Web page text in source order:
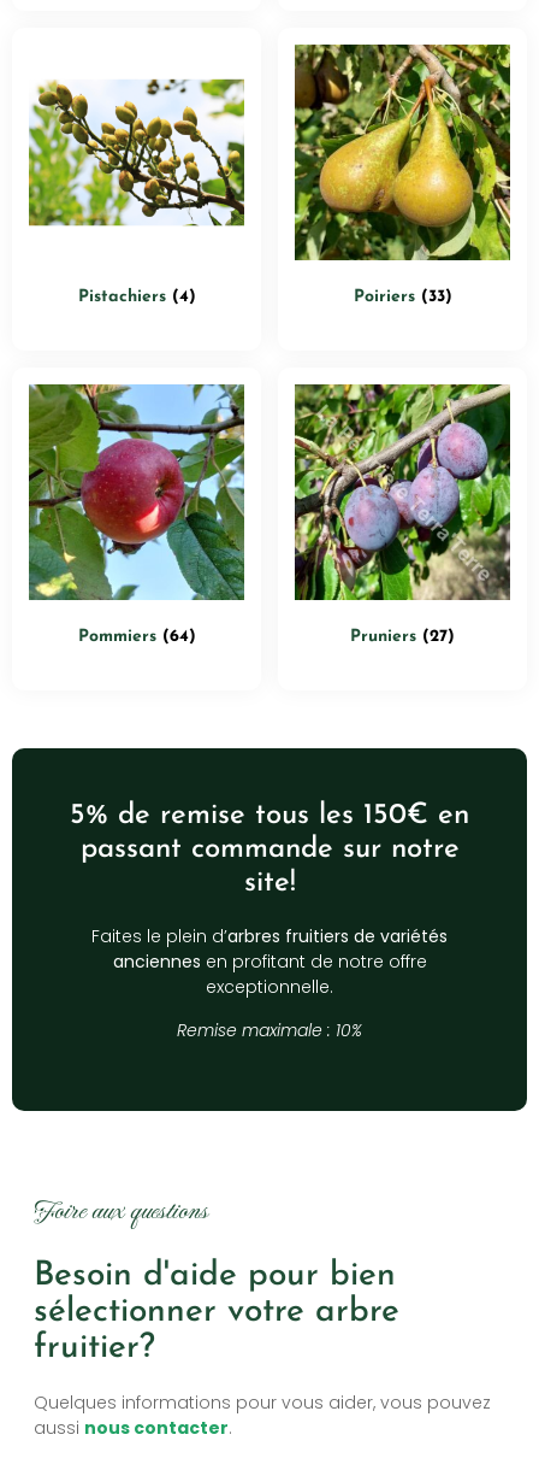
Pistachiers (4) Poiriers (33)
Pommiers (64) Pruniers (27)
5% de remise tous les 150€ en
passant commande sur notre
site!
Faites le plein d’arbres fruitiers de variétés
anciennes en profitant de notre offre
exceptionnelle.
Remise maximale : 10%
Foire aux questions
Besoin d'aide pour bien
sélectionner votre arbre
fruitier?
Quelques informations pour vous aider, vous pouvez
aussi nous contacter.